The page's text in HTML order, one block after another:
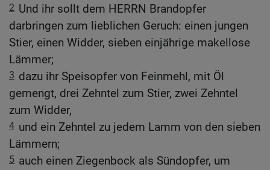
2 Und ihr sollt dem HERRN Brandopfer
darbringen zum lieblichen Geruch: einen jungen
Stier, einen Widder, sieben einjährige makellose
Lämmer;
3 dazu ihr Speisopfer von Feinmehl, mit Öl
gemengt, drei Zehntel zum Stier, zwei Zehntel
zum Widder,
4 und ein Zehntel zu jedem Lamm von den sieben
Lämmern;
5 auch einen Ziegenbock als Sündopfer, um